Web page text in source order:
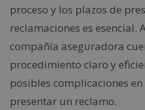
proceso y los plazos de
reclamaciones es esencial.
compañía aseguradora
procedimiento claro y
posibles complicaciones
presentar un reclamo.